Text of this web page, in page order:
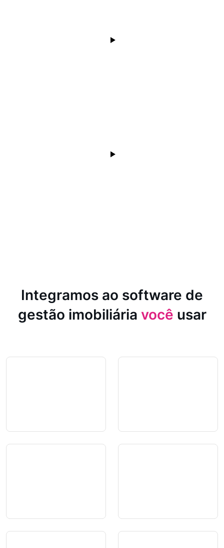
Integramos ao software de
gestão imobiliária você usar